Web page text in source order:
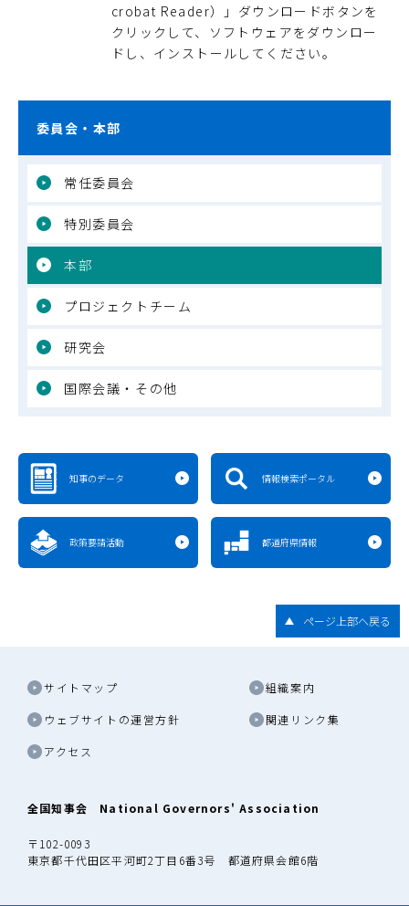
crobat Reader）」ダウンロードボタンを
クリックして、ソフトウェアをダウンロー
ドし、インストールしてください。
委員会・本部
常任委員会
特別委員会
本部
プロジェクトチーム
研究会
国際会議・その他
知事のデータ 情報検索ポータル
政策要請活動 都道府県情報
ページ上部へ戻る
サイトマップ 組織案内
ウェブサイトの運営方針 関連リンク集
アクセス
全国知事会 National Governors' Association
〒102-0093
東京都千代田区平河町2丁目6番3号 都道府県会館6階